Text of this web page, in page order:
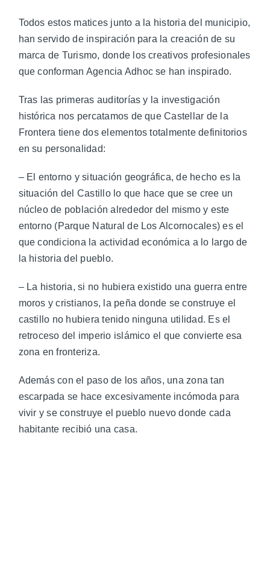
Todos estos matices junto a la historia del municipio,
han servido de inspiración para la creación de su
marca de Turismo, donde los creativos profesionales
que conforman Agencia Adhoc se han inspirado.
Tras las primeras auditorías y la investigación
histórica nos percatamos de que Castellar de la
Frontera tiene dos elementos totalmente definitorios
en su personalidad:
– El entorno y situación geográfica, de hecho es la
situación del Castillo lo que hace que se cree un
núcleo de población alrededor del mismo y este
entorno (Parque Natural de Los Alcornocales) es el
que condiciona la actividad económica a lo largo de
la historia del pueblo.
– La historia, si no hubiera existido una guerra entre
moros y cristianos, la peña donde se construye el
castillo no hubiera tenido ninguna utilidad. Es el
retroceso del imperio islámico el que convierte esa
zona en fronteriza.
Además con el paso de los años, una zona tan
escarpada se hace excesivamente incómoda para
vivir y se construye el pueblo nuevo donde cada
habitante recibió una casa.